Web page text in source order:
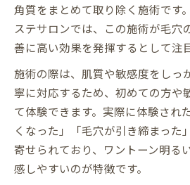
説
マツヤニホットセラピ
れる
エステ施術でくすみ予
方法
肌の明るさを引き出す
初めてでも安心なエステで
エステ初心者も安心の
グ
角質をまとめて取り除く施術です
ステサロンでは、この施術が毛穴
善に高い効果を発揮するとして注
施術の際は、肌質や敏感度をしっ
寧に対応するため、初めての方や
て体験できます。実際に体験され
くなった」「毛穴が引き締まった
寄せられており、ワントーン明る
感しやすいのが特徴です。